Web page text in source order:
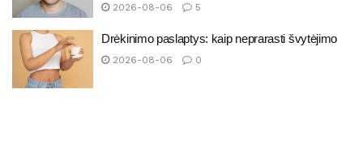
2026-08-06 5
Drėkinimo paslaptys: kaip neprarasti švytėjimo
2026-08-06 0